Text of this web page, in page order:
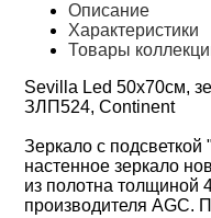
Описание
Характеристики
Товары
Sevilla Led 50х70см,
ЗЛП524, Continent
Зеркало с
настенное зеркало
из полотна толщиной
производителя AGC.